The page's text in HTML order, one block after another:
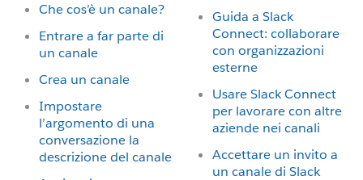
Che cos’è un canale?
Entrare a far parte di
un canale
Crea un canale
Impostare
l’argomento di una
conversazione la
descrizione del canale
Guida a Slack
Connect: collaborare
con organizzazioni
esterne
Usare Slack Connect
per lavorare con altre
aziende nei canali
Accettare un invito a
un canale di Slack